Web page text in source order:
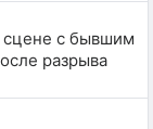
сцене с бывшим
разрыва